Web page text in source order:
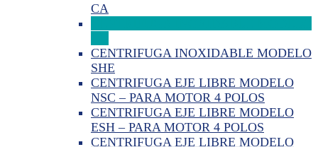
CA
CENTRIFUGA INOXIDABLE MODELO
SHE
CENTRIFUGA EJE LIBRE MODELO
NSC – PARA MOTOR 4 POLOS
CENTRIFUGA EJE LIBRE MODELO
ESH – PARA MOTOR 4 POLOS
CENTRIFUGA EJE LIBRE MODELO